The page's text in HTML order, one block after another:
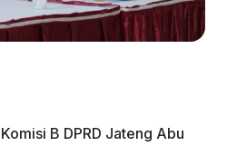
B DPRD Jateng Abu